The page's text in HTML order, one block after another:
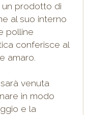
prodotto di
al suo interno
polline
conferisce al
amaro.
venuta
in modo
e la